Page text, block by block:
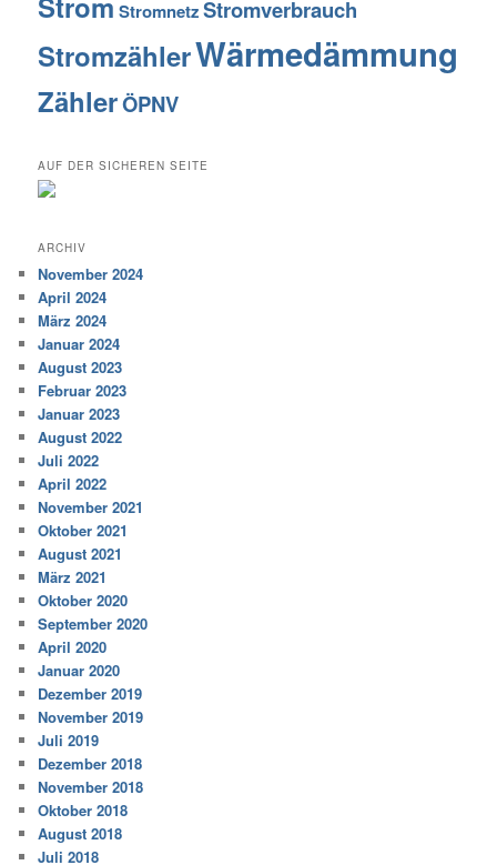
StromnetzStromverbrauch
StromzählerWärmedämmung
ZählerÖPNV
AUF DER SICHEREN SEITE
ARCHIV
November 2024
April 2024
März 2024
Januar 2024
August 2023
Februar 2023
Januar 2023
August 2022
Juli 2022
April 2022
November 2021
Oktober 2021
August 2021
März 2021
Oktober 2020
September 2020
April 2020
Januar 2020
Dezember 2019
November 2019
Juli 2019
Dezember 2018
November 2018
Oktober 2018
August 2018
Juli 2018